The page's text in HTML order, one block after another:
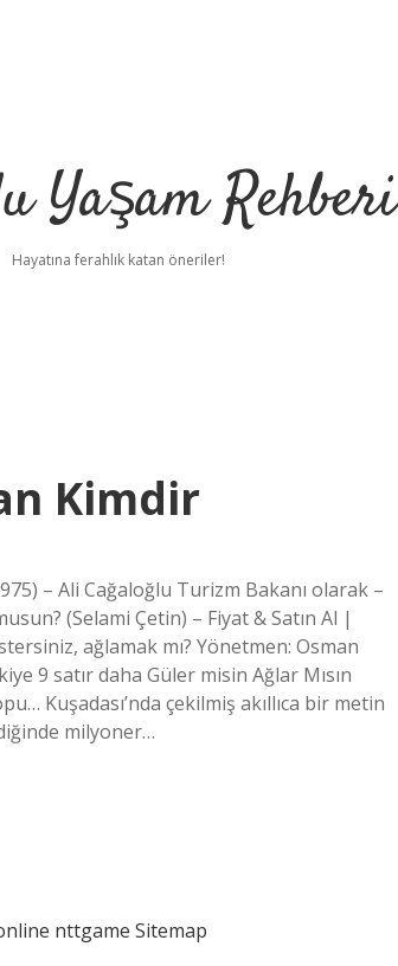
Yaşam Rehberi
Hayatına ferahlık katan öneriler!
Kimdir
– Ali Cağaloğlu Turizm Bakanı olarak –
(Selami Çetin) – Fiyat & Satın Al |
ağlamak mı? Yönetmen: Osman
9 satır daha Güler misin Ağlar Mısın
Kuşadası’nda çekilmiş akıllıca bir metin
milyoner…
nttgame Sitemap